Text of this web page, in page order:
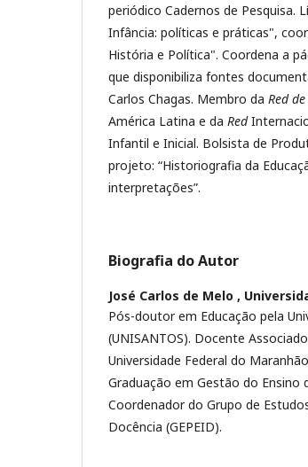
periódico Cadernos de Pesquisa.
Infância: políticas e práticas",
História e Política". Coordena a
que disponibiliza fontes
Carlos Chagas. Membro da Red
América Latina e da Red
Infantil e Inicial. Bolsista de
projeto: “Historiografia da
interpretações”.
Biografia do Autor
José Carlos de Melo ,
Pós-doutor em Educação pela
(UNISANTOS). Docente
Universidade Federal do
Graduação em Gestão do Ensino
Coordenador do Grupo de
Docência (GEPEID).